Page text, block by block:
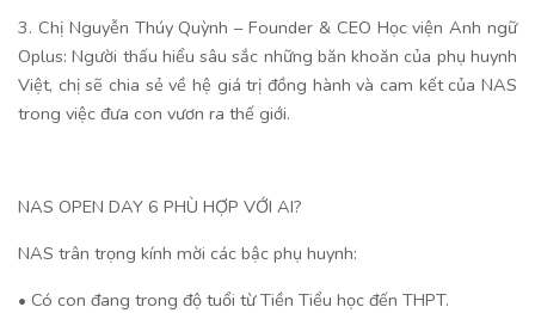
3. Chị Nguyễn Thúy Quỳnh – Founder & CEO Học viện Anh ngữ
Oplus: Người thấu hiểu sâu sắc những băn khoăn của phụ huynh
Việt, chị sẽ chia sẻ về hệ giá trị đồng hành và cam kết của NAS
trong việc đưa con vươn ra thế giới.
NAS OPEN DAY 6 PHÙ HỢP VỚI AI?
NAS trân trọng kính mời các bậc phụ huynh:
• Có con đang trong độ tuổi từ Tiền Tiểu học đến THPT.